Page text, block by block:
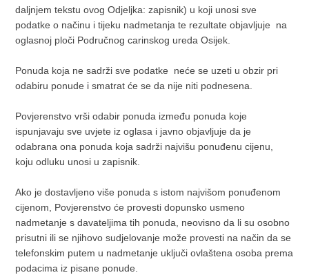
daljnjem tekstu ovog Odjeljka: zapisnik) u koji unosi sve
podatke o načinu i tijeku nadmetanja te rezultate objavljuje na
oglasnoj ploči Područnog carinskog ureda Osijek.
Ponuda koja ne sadrži sve podatke neće se uzeti u obzir pri
odabiru ponude i smatrat će se da nije niti podnesena.
Povjerenstvo vrši odabir ponuda između ponuda koje
ispunjavaju sve uvjete iz oglasa i javno objavljuje da je
odabrana ona ponuda koja sadrži najvišu ponuđenu cijenu,
koju odluku unosi u zapisnik.
Ako je dostavljeno više ponuda s istom najvišom ponuđenom
cijenom, Povjerenstvo će provesti dopunsko usmeno
nadmetanje s davateljima tih ponuda, neovisno da li su osobno
prisutni ili se njihovo sudjelovanje može provesti na način da se
telefonskim putem u nadmetanje uključi ovlaštena osoba prema
podacima iz pisane ponude.